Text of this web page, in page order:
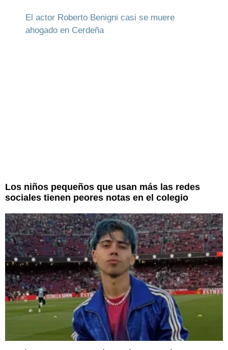
El actor Roberto Benigni casi se muere
ahogado en Cerdeña
Los niños pequeños que usan más las redes
sociales tienen peores notas en el colegio